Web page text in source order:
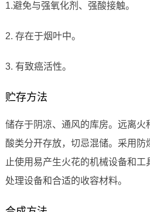
1.避免与强氧化剂、强酸接触。
2. 存在于烟叶中。
3. 有致癌活性。
贮存方法
储存于阴凉、通风的库房。远离火
酸类分开存放，切忌混储。采用防
止使用易产生火花的机械设备和
处理设备和合适的收容材料。